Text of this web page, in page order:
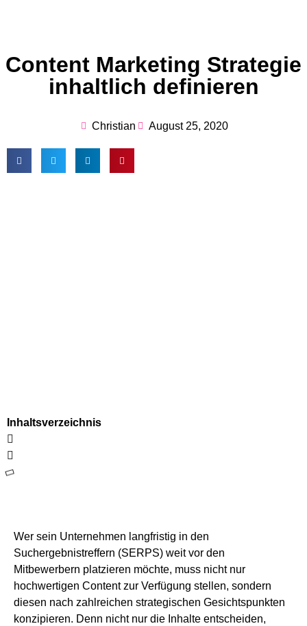
Content Marketing Strategie
inhaltlich definieren
Christian August 25, 2020
Inhaltsverzeichnis
Wer sein Unternehmen langfristig in den
Suchergebnistreffern (SERPS) weit vor den
Mitbewerbern platzieren möchte, muss nicht nur
hochwertigen Content zur Verfügung stellen, sondern
diesen nach zahlreichen strategischen Gesichtspunkten
konzipieren. Denn nicht nur die Inhalte entscheiden,